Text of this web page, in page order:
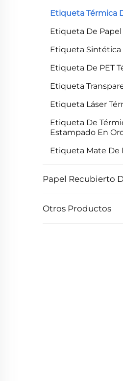
Etiqueta Térmica
Etiqueta De
Etiqueta Sintética
Etiqueta De PET
Etiqueta
Etiqueta Láser
Etiqueta De
Estampado En
Etiqueta Mate De
Papel Recubierto
Otros Productos